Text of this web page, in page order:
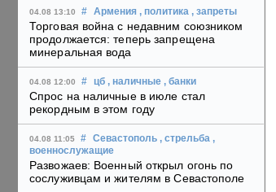
04.08 13:10 # Армения , политика , запреты
Торговая война с недавним союзником
продолжается: теперь запрещена
минеральная вода
04.08 12:00 # цб , наличные , банки
Спрос на наличные в июле стал
рекордным в этом году
04.08 11:05 # Севастополь , стрельба ,
военнослужащие
Развожаев: Военный открыл огонь по
сослуживцам и жителям в Севастополе